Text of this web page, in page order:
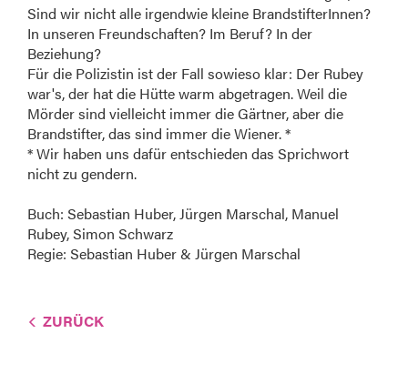
Sind wir nicht alle irgendwie kleine BrandstifterInnen?
In unseren Freundschaften? Im Beruf? In der
Beziehung?
Für die Polizistin ist der Fall sowieso klar: Der Rubey
war's, der hat die Hütte warm abgetragen. Weil die
Mörder sind vielleicht immer die Gärtner, aber die
Brandstifter, das sind immer die Wiener. *
* Wir haben uns dafür entschieden das Sprichwort
nicht zu gendern.
Buch: Sebastian Huber, Jürgen Marschal, Manuel
Rubey, Simon Schwarz
Regie: Sebastian Huber & Jürgen Marschal
ZURÜCK